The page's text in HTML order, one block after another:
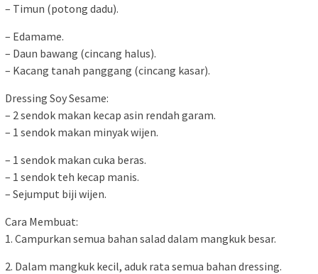
– Timun (potong dadu).
– Edamame.
– Daun bawang (cincang halus).
– Kacang tanah panggang (cincang kasar).
Dressing Soy Sesame:
– 2 sendok makan kecap asin rendah garam.
– 1 sendok makan minyak wijen.
– 1 sendok makan cuka beras.
– 1 sendok teh kecap manis.
– Sejumput biji wijen.
Cara Membuat:
1. Campurkan semua bahan salad dalam mangkuk besar.
2. Dalam mangkuk kecil, aduk rata semua bahan dressing.